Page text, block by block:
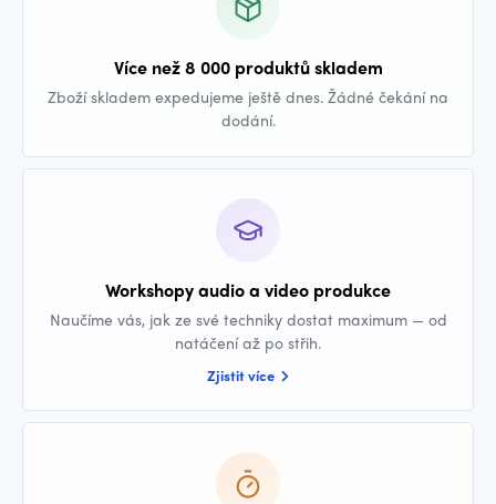
Více než 8 000 produktů skladem
Zboží skladem expedujeme ještě dnes. Žádné čekání na
dodání.
Workshopy audio a video produkce
Naučíme vás, jak ze své techniky dostat maximum — od
natáčení až po střih.
Zjistit více